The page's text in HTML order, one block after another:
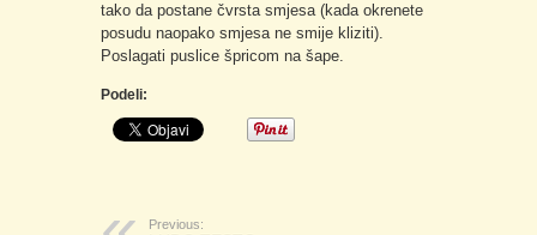
tako da postane čvrsta smjesa (kada okrenete
posudu naopako smjesa ne smije kliziti).
Poslagati puslice špricom na šape.
Podeli:
Previous: